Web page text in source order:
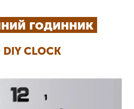
годинник
DIY CLOCK